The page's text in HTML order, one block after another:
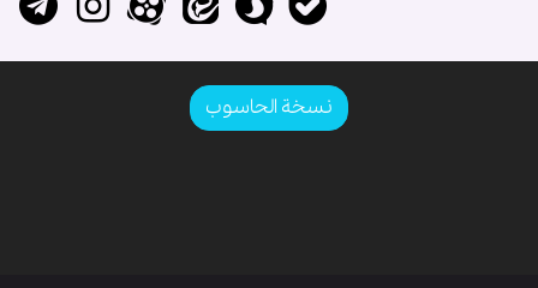
نسخة الحاسوب